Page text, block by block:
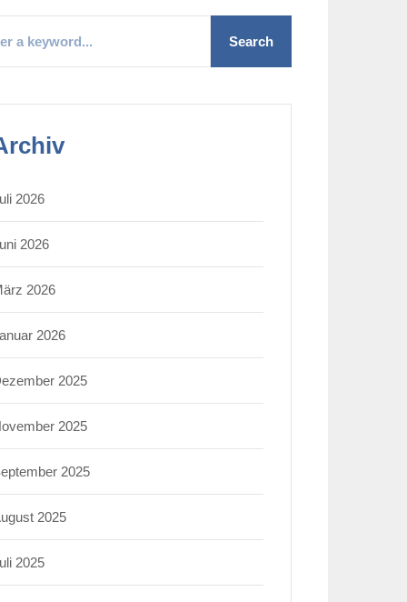
2026
2026
2026
2026
2025
2025
2025
2025
2025